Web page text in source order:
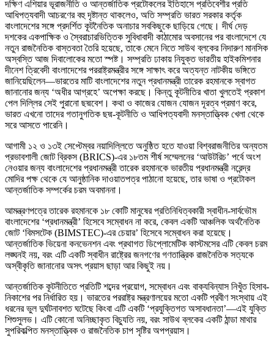
দক্ষিণ এশিয়ার ভূরাজনীতি ও আন্তর্জাতিক প্রটোকলের ইতিহাসে প্রতিবেশীর প্রতি
আধিপত্যবাদী আচরণের বহু দৃষ্টান্ত থাকলেও, অতি সম্প্রতি ভারত সরকার কর্তৃক
বাংলাদেশের সঙ্গে প্রদর্শিত কূটনৈতিক অনাচার সবকিছুকে ছাড়িয়ে গেছে। দীর্ঘ দেড়
দশকের একপাক্ষিক ও স্বৈরাচারভিত্তিক সুবিধাবাদী কাঠামোর অবসানের পর বাংলাদেশে যে
নতুন রাজনৈতিক বাস্তবতা তৈরি হয়েছে, তাকে মেনে নিতে সাউথ ব্লকের নিদারুণ মানসিক
অস্বস্তি আজ দিবালোকের মতো স্পষ্ট। সম্প্রতি ঢাকায় নিযুক্ত ভারতীয় হাইকমিশনার
দীনেশ ত্রিবেদী বাংলাদেশের পররাষ্ট্রমন্ত্রীর সঙ্গে সাক্ষাৎ করে অত্যন্ত নাটকীয় ভঙ্গিতে
জানিয়েছিলেন—ভারতের মাটি বাংলাদেশের নতুন প্রধানমন্ত্রী তারেক রহমানকে স্বাগত
জানানোর জন্য ‘অধীর আগ্রহে’ অপেক্ষা করছে। কিন্তু কূটনীতির খাতা খুলতেই প্রকাশ
পেল দিল্লির সেই পুরানো ছদ্মবেশ। কথা ও কাজের যোজন যোজন দূরত্ব প্রমাণ করে,
ভারত এখনো তাদের গতানুগতিক ছদ্ম-কূটনীতি ও আধিপত্যবাদী মনস্তাত্ত্বিক খেলা থেকে
সরে আসতে পারেনি।
আগামী ১২ ও ১৩ই সেপ্টেম্বর নয়াদিল্লিতে অনুষ্ঠিত হতে যাওয়া বিশ্বরাজনীতির অন্যতম
প্রভাবশালী জোট ব্রিকস (BRICS)-এর ১৮তম শীর্ষ সম্মেলনের ‘আউটরিচ’ পর্বে অংশ
নেওয়ার জন্য বাংলাদেশের প্রধানমন্ত্রী তারেক রহমানকে ভারতীয় প্রধানমন্ত্রী নরেন্দ্র
মোদির পক্ষ থেকে যে আনুষ্ঠানিক দাওয়াতপত্র পাঠানো হয়েছে, তার ভাষা ও প্রটোকল
আন্তর্জাতিক সম্পর্কের চরম অবমাননা।
আমন্ত্রণপত্রে তারেক রহমানকে ১৮ কোটি মানুষের প্রতিনিধিত্বকারী স্বাধীন-সার্বভৌম
বাংলাদেশের ‘প্রধানমন্ত্রী’ হিসেবে সম্বোধন না করে, কেবল একটি আঞ্চলিক অর্থনৈতিক
জোট ‘বিমসটেক (BIMSTEC)-এর চেয়ার’ হিসেবে সম্বোধন করা হয়েছে।
আন্তর্জাতিক ভিয়েনা কনভেনশন এবং প্রথাগত ডিপ্লোমেটিক কাস্টমসের এটি কেবল চরম
লঙ্ঘনই নয়, বরং এটি একটি স্বাধীন রাষ্ট্রের জনগণের গণতান্ত্রিক রাজনৈতিক সত্যকে
অস্বীকৃতি জানানোর অসৎ প্রয়াস ছাড়া আর কিছুই নয়।
আন্তর্জাতিক কূটনীতিতে প্রতিটি শব্দের প্রয়োগ, সম্বোধন এবং বাক্যবিন্যাস নিখুঁত হিসাব-
নিকাশের পর নির্ধারিত হয়। ভারতের পররাষ্ট্র মন্ত্রণালয়ের মতো একটি প্রবীণ সংস্থায় এই
ধরনের ভুল দুর্ঘটনাবশত ঘটেছে কিংবা এটি একটি ‘প্রযুক্তিগত অসাবধানতা’—এই যুক্তি
শিশুসুলভ। এটি কোনো অনিচ্ছাকৃত বিচ্যুতি নয়, বরং সাউথ ব্লকের একটি ঠান্ডা মাথার
সুপরিকল্পিত মনস্তাত্ত্বিক ও রাজনৈতিক চাপ সৃষ্টির অপপ্রয়াস।